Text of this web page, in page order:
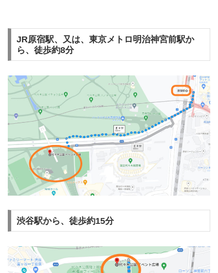
JR原宿駅、又は、東京メトロ明治神宮前駅か
ら、徒歩約8分
渋谷駅から、徒歩約15分